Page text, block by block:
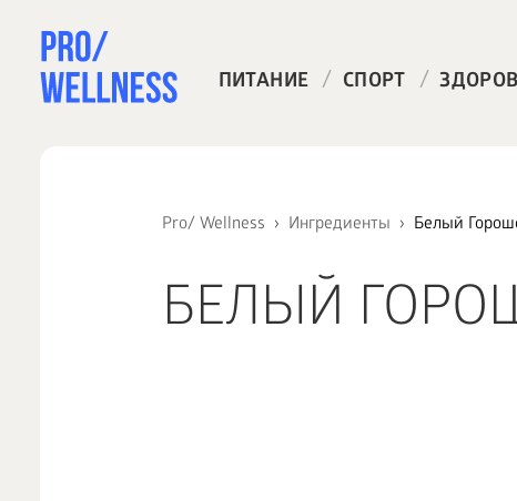
ПИТАНИЕ / СПОРТ /
Pro/ Wellness Ингредиенты Белый
БЕЛЫЙ